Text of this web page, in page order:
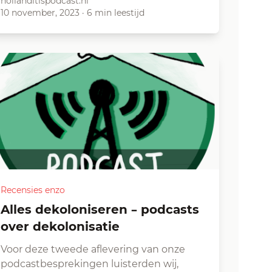
10 november, 2023 · 6 min leestijd
Recensies enzo
Alles dekoloniseren – podcasts
over dekolonisatie
Voor deze tweede aflevering van onze
podcastbesprekingen luisterden wij,